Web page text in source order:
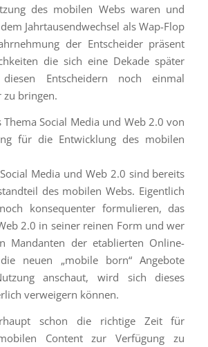
des mobilen Webs waren und
Jahrtausendwechsel als Wap-Flop
der Entscheider präsent
die sich eine Dekade später
Entscheidern noch einmal
zu bringen.
Thema Social Media und Web 2.0 von
für die Entwicklung des mobilen
Social Media und Web 2.0 sind bereits
des mobilen Webs. Eigentlich
konsequenter formulieren, das
2.0 in seiner reinen Form und wer
Mandanten der etablierten Online-
neuen „mobile born“ Angebote
anschaut, wird sich dieses
verweigern können.
schon die richtige Zeit für
Content zur Verfügung zu